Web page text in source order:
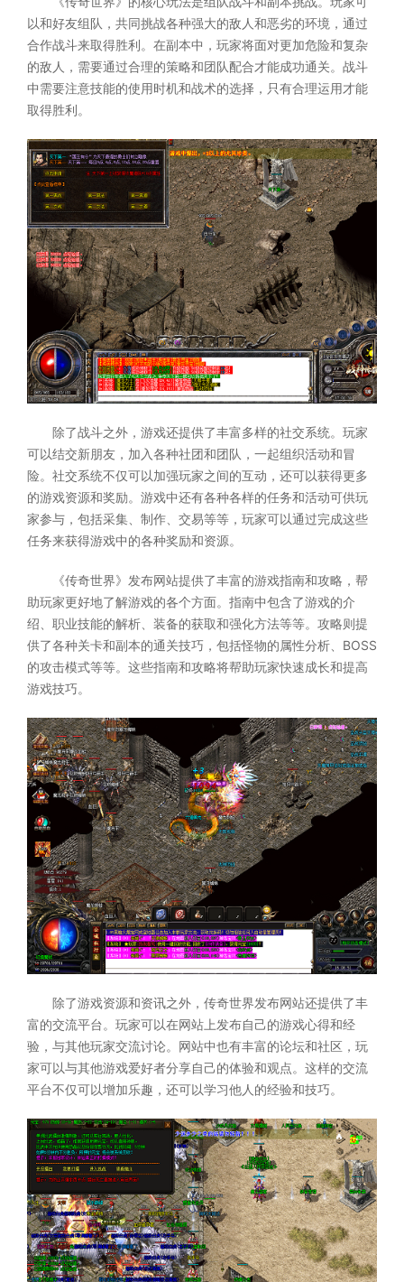
以和好友组队，共同挑战各种强大的敌人和恶劣的环境，通过
合作战斗来取得胜利。在副本中，玩家将面对更加危险和复杂
的敌人，需要通过合理的策略和团队配合才能成功通关。战斗
中需要注意技能的使用时机和战术的选择，只有合理运用才能
取得胜利。
除了战斗之外，游戏还提供了丰富多样的社交系统。玩家
可以结交新朋友，加入各种社团和团队，一起组织活动和冒
险。社交系统不仅可以加强玩家之间的互动，还可以获得更多
的游戏资源和奖励。游戏中还有各种各样的任务和活动可供玩
家参与，包括采集、制作、交易等等，玩家可以通过完成这些
任务来获得游戏中的各种奖励和资源。
《传奇世界》发布网站提供了丰富的游戏指南和攻略，帮
助玩家更好地了解游戏的各个方面。指南中包含了游戏的介
绍、职业技能的解析、装备的获取和强化方法等等。攻略则提
供了各种关卡和副本的通关技巧，包括怪物的属性分析、BOSS
的攻击模式等等。这些指南和攻略将帮助玩家快速成长和提高
游戏技巧。
除了游戏资源和资讯之外，传奇世界发布网站还提供了丰
富的交流平台。玩家可以在网站上发布自己的游戏心得和经
验，与其他玩家交流讨论。网站中也有丰富的论坛和社区，玩
家可以与其他游戏爱好者分享自己的体验和观点。这样的交流
平台不仅可以增加乐趣，还可以学习他人的经验和技巧。